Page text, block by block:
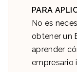
PARA
No es
obtener un
aprender
empresario